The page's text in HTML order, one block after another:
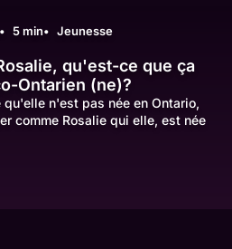
5 min Jeunesse
qu'est-ce que ça
Ontarien (ne)?
n'est pas née en Ontario,
comme Rosalie qui elle, est née